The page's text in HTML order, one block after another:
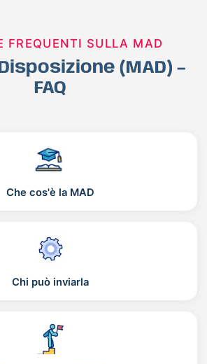
FREQUENTI SULLA MAD
(MAD) –
FAQ
Che cos'è la MAD
Chi può inviarla